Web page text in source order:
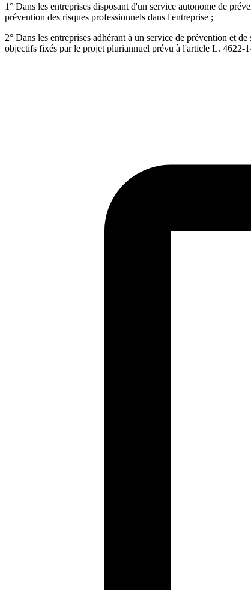
1° Dans les entreprises disposant d'un service autonome de
prévention des risques professionnels dans l'entreprise ;
2° Dans les entreprises adhérant à un service de prévention et
objectifs fixés par le projet pluriannuel prévu à l'article L. 4622-